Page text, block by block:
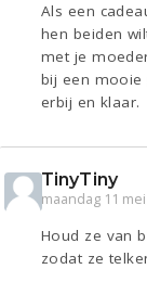
Als een
hen beiden
met je
bij een mooie
erbij en klaar.
TinyTiny
maandag 11
Houd ze van
zodat ze